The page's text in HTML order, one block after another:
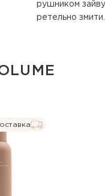
рушником зайву
ретельно змити.